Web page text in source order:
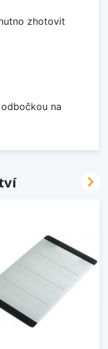
zhotovit
na
